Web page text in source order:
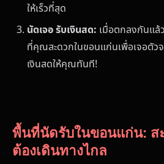
ให้เร็วที่สุด
นัดเจอ รับเงินสด: เมื่อตกลงกันแล้
ที่คุณสะดวกในขอนแก่นเพื่อเจอตัว
เงินสดให้คุณทันที!
พื้นที่นัดรับในขอนแก่น: ส
ต้องเดินทางไกล